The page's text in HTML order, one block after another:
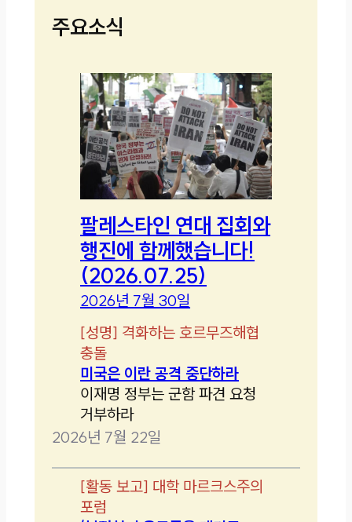
주요소식
팔레스타인 연대 집회와
행진에 함께했습니다!
(2026.07.25)
2026년 7월 30일
[성명] 격화하는 호르무즈해협
충돌
미국은 이란 공격 중단하라
이재명 정부는 군함 파견 요청
거부하라
2026년 7월 22일
[활동 보고] 대학 마르크스주의
포럼